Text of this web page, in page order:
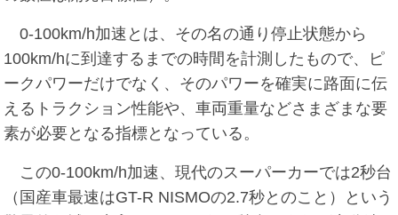
0-100km/h加速とは、その名の通り停止状態から
100km/hに到達するまでの時間を計測したもので、ピ
ークパワーだけでなく、そのパワーを確実に路面に伝
えるトラクション性能や、車両重量などさまざまな要
素が必要となる指標となっている。
この0-100km/h加速、現代のスーパーカーでは2秒台
（国産車最速はGT-R NISMOの2.7秒とのこと）という